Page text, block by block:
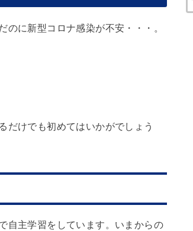
に新型コロナ感染が不安・・・。
だけでも初めてはいかがでしょう
自主学習をしています。いまからの